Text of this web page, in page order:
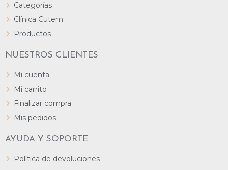
Categorías
Clínica Cutem
Productos
NUESTROS CLIENTES
Mi cuenta
Mi carrito
Finalizar compra
Mis pedidos
AYUDA Y SOPORTE
Política de devoluciones